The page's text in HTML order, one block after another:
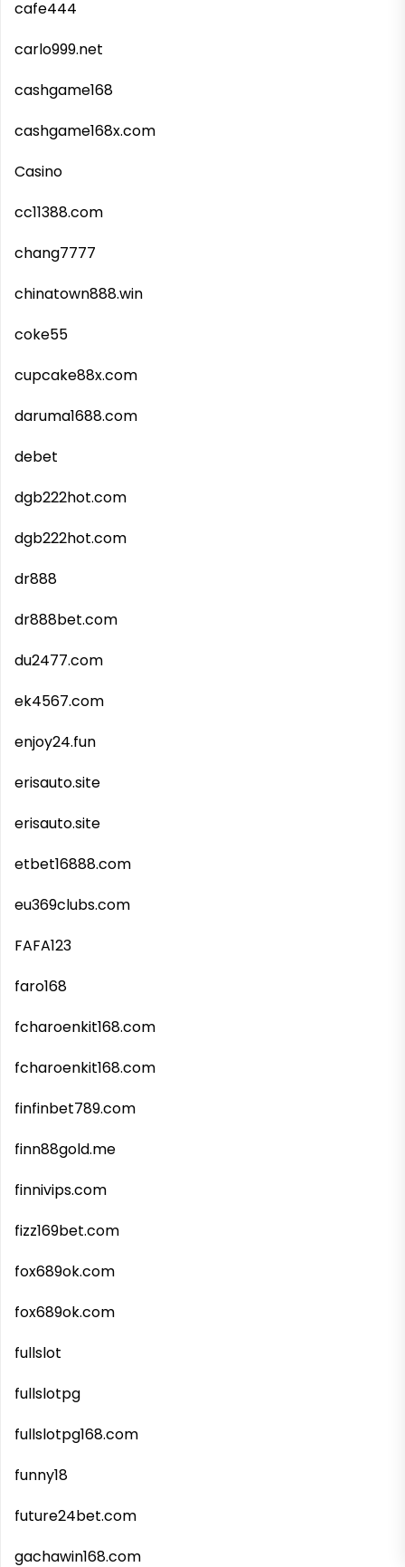
cafe444
carlo999.net
cashgame168
cashgame168x.com
Casino
cc11388.com
chang7777
chinatown888.win
coke55
cupcake88x.com
daruma1688.com
debet
dgb222hot.com
dgb222hot.com
dr888
dr888bet.com
du2477.com
ek4567.com
enjoy24.fun
erisauto.site
erisauto.site
etbet16888.com
eu369clubs.com
FAFA123
faro168
fcharoenkit168.com
fcharoenkit168.com
finfinbet789.com
finn88gold.me
finnivips.com
fizz169bet.com
fox689ok.com
fox689ok.com
fullslot
fullslotpg
fullslotpg168.com
funny18
future24bet.com
gachawin168.com